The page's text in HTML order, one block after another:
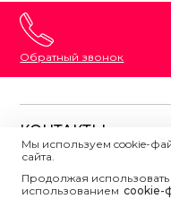
Обратный звонок
КОНТАКТЫ
8 (800) 333-87-72
Напишите нам
ПОЛЕЗНАЯ
Мы используем cookie-
сайта.
Продолжая использовать
использованием сookie-